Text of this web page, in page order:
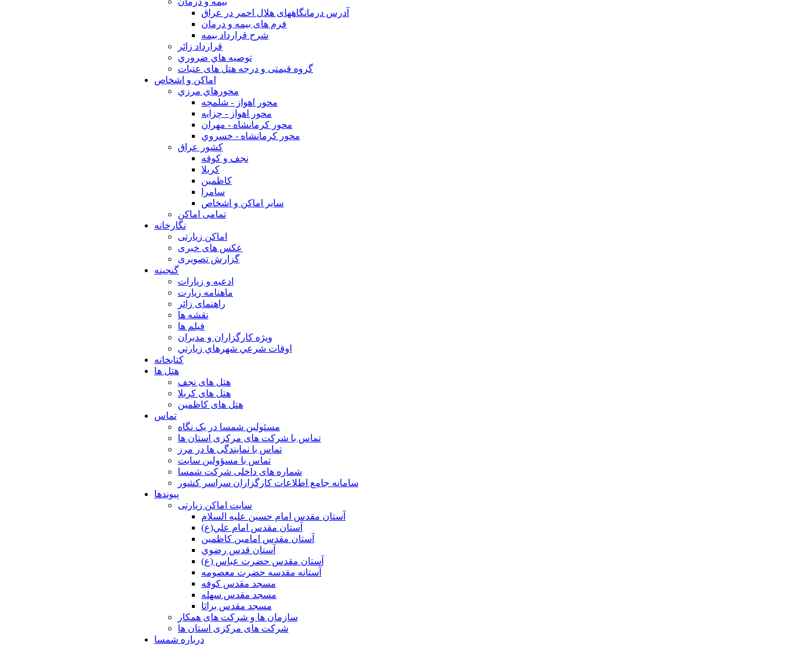
آدرس درمانگاههای هلال احمر در عراق
فرم های بیمه و درمان
شرح قرارداد بیمه
قرارداد زائر
توصيه هاي ضروري
گروه قیمتی و درجه هتل های عتبات
اماکن و اشخاص
محورهاي مرزي
محور اهواز - شلمچه
محور اهواز - چزابه
محور كرمانشاه - مهران
محور كرمانشاه - خسروي
كشور عراق
نجف و كوفه
كربلا
كاظمين
سامرا
ساير اماكن و اشخاص
تمامی اماکن
نگارخانه
اماکن زیارتی
عکس های خبری
گزارش تصویری
گنجینه
ادعیه و زیارات
ماهنامه زیارت
راهنمای زائر
نقشه ها
فیلم ها
ويژه كارگزاران و مديران
اوقات شرعي شهرهاي زيارتي
کتابخانه
هتل ها
هتل های نجف
هتل های کربلا
هتل های کاظمین
تماس
مسئولین شمسا در یک نگاه
تماس با شرکت های مرکزی استان ها
تماس با نمایندگی ها در مرز
تماس با مسؤولین سایت
شماره های داخلی شرکت شمسا
سامانه جامع اطلاعات کارگزاران سراسر کشور
پیوندها
سایت اماکن زیارتی
آستان مقدس امام حسين عليه السلام
آستان مقدس امام علي(ع)
آستان مقدس امامين كاظمين
آستان قدس رضوي
آستان مقدس حضرت عباس (ع)
آستانه مقدسه حضرت معصومه
مسجد مقدس كوفه
مسجد مقدس سهله
مسجد مقدس براثا
سازمان ها و شرکت های همکار
شرکت های مرکزی استان ها
درباره شمسا